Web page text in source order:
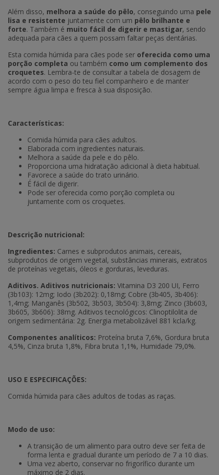
Além disso, melhora a saúde do pêlo, conseguindo uma pele
lisa e resistente juntamente com um pêlo brilhante e
forte. Também é muito fácil de digerir e mastigar, sendo
adequada para cães a quem possam faltar peças dentárias.
Esta comida húmida para cães pode ser oferecida como uma
porção completa ou também como um complemento dos
croquetes. Lembra-te de consultar a tabela de dosagem de
acordo com o peso do teu fiel companheiro e de manter
sempre água limpa e fresca à sua disposição.
Características:
Comida húmida para cães adultos.
Elaborada com ingredientes naturais.
Melhora a saúde da pele e do pêlo.
Proporciona uma hidratação adicional à dieta habitual.
Favorece a saúde do trato urinário.
É fácil de digerir.
Pode ser oferecida como porção completa ou
juntamente com os croquetes.
Descrição nutricional:
Ingredientes: Carnes e subprodutos animais, cereais,
subprodutos de origem vegetal, substâncias minerais, extratos
de proteínas vegetais, óleos e gorduras, leveduras.
Aditivos. Aditivos nutricionais: Vitamina D3 200 UI, Ferro
(3b103): 12mg; Iodo (3b202): 0,18mg; Cobre (3b405, 3b406):
1,4mg; Manganês (3b502, 3b503, 3b504): 3,8mg; Zinco (3b603,
3b605, 3b606): 38mg. Aditivos tecnológicos: Clinoptilolita de
origem sedimentária: 2g. Energia metabolizável 881 kcla/kg.
Componentes analíticos: Proteína bruta 7,6%, Gordura bruta
4,5%, Cinza bruta 1,8%, Fibra bruta 1,1%, Humidade 79,0%.
USO E ESPECIFICAÇÕES:
Comida húmida para cães adultos de todas as raças.
Modo de uso:
A transição de um alimento para outro deve ser feita de
forma lenta e gradual durante um período de 7 a 10 dias.
Uma vez aberto, conservar no frigorífico durante um
máximo de 2 dias.